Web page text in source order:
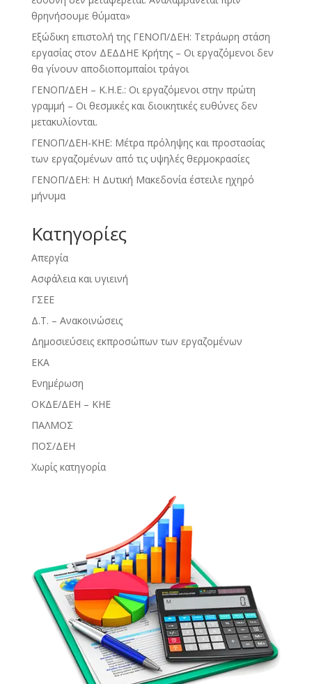
θρηνήσουμε θύματα»
Εξώδικη επιστολή της ΓΕΝΟΠ/ΔΕΗ: Τετράωρη στάση
εργασίας στον ΔΕΔΔΗΕ Κρήτης – Οι εργαζόμενοι δεν
θα γίνουν αποδιοπομπαίοι τράγοι
ΓΕΝΟΠ/ΔΕΗ – Κ.Η.Ε.: Οι εργαζόμενοι στην πρώτη
γραμμή – Οι θεσμικές και διοικητικές ευθύνες δεν
μετακυλίονται.
ΓΕΝΟΠ/ΔΕΗ-ΚΗΕ: Μέτρα πρόληψης και προστασίας
των εργαζομένων από τις υψηλές θερμοκρασίες
ΓΕΝΟΠ/ΔΕΗ: Η Δυτική Μακεδονία έστειλε ηχηρό
μήνυμα
Kατηγορίες
Απεργία
Ασφάλεια και υγιεινή
ΓΣΕΕ
Δ.Τ. – Ανακοινώσεις
Δημοσιεύσεις εκπροσώπων των εργαζομένων
ΕΚΑ
Ενημέρωση
ΟΚΔΕ/ΔΕΗ – ΚΗΕ
ΠΑΛΜΟΣ
ΠΟΣ/ΔΕΗ
Χωρίς κατηγορία